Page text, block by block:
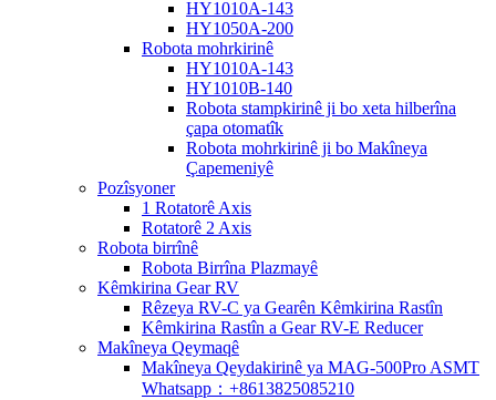
HY1010A-143
HY1050A-200
Robota mohrkirinê
HY1010A-143
HY1010B-140
Robota stampkirinê ji bo xeta hilberîna
çapa otomatîk
Robota mohrkirinê ji bo Makîneya
Çapemeniyê
Pozîsyoner
1 Rotatorê Axis
Rotatorê 2 Axis
Robota birrînê
Robota Birrîna Plazmayê
Kêmkirina Gear RV
Rêzeya RV-C ya Gearên Kêmkirina Rastîn
Kêmkirina Rastîn a Gear RV-E Reducer
Makîneya Qeymaqê
Makîneya Qeydakirinê ya MAG-500Pro ASMT
Whatsapp：+8613825085210